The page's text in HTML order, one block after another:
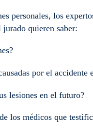
personales, los
quieren saber:
por el accidente
lesiones en el futuro?
los médicos que